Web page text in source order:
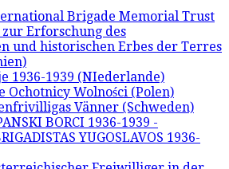
Brigade Memorial Trust
Erforschung des
und historischen Erbes der Terres
1936-1939 (NIederlande)
Ochotnicy Wolności (Polen)
Vänner (Schweden)
BORCI 1936-1939 -
YUGOSLAVOS 1936-